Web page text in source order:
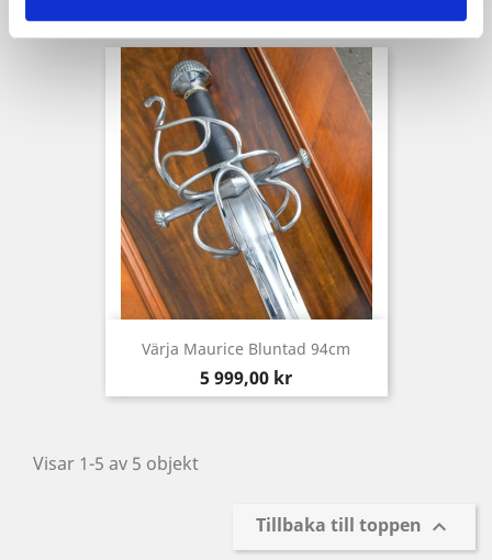
Värja Maurice Bluntad 94cm
Pris
5 999,00 kr
Visar 1-5 av 5 objekt
Tillbaka till toppen 